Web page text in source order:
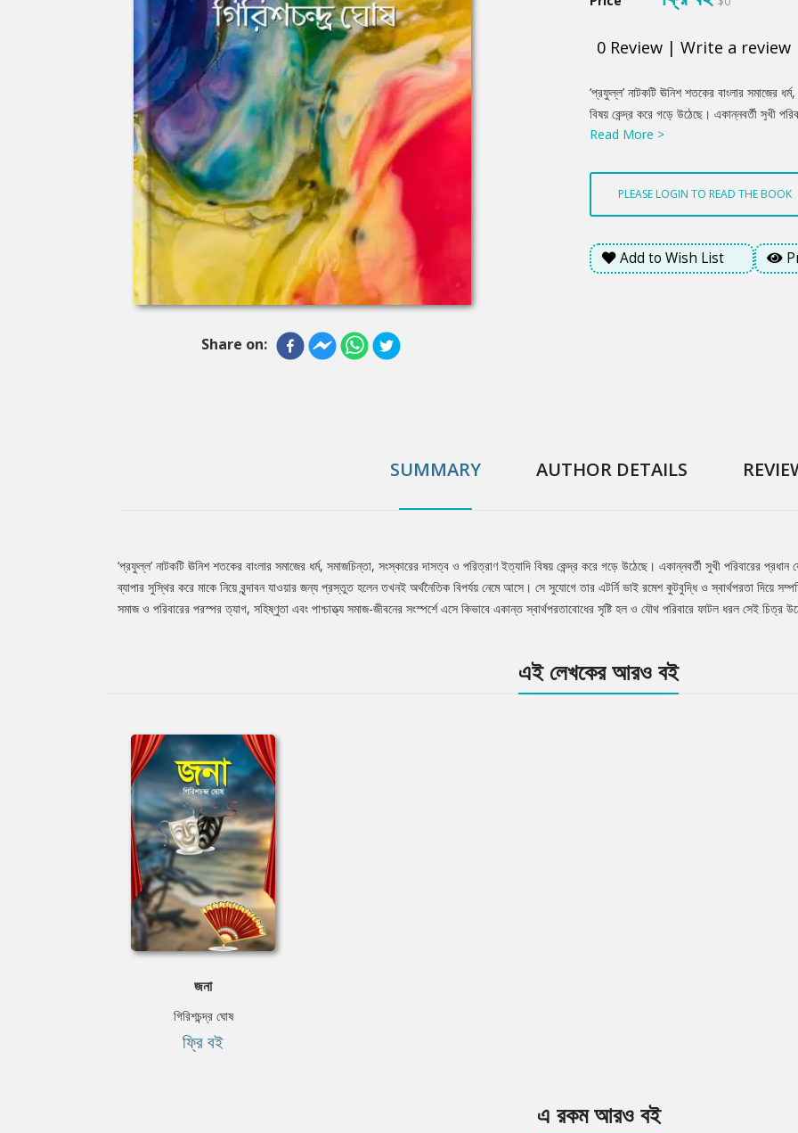
Share on:
0 Review | Write a review
Product
Summery
‘প্রফুল্ল’ নাটকটি ঊনিশ শতকের বাংলার সমাজের
বিষয় কেন্দ্র করে গড়ে উঠেছে। একান্নবর্তী সুখী
সায়াহ্নে যখন তিনি বৈষয়িক ব্যাপার সুস্থির করে
হস্তগত করতে চায়। বিভিন্ন ঘটনা প্রবাহের মধ্য
সহিষ্ণুতা এবং পাশ্চাত্ত্য সমাজ-জীবনের সংস্পর্শে
পরিবারে ফাটল ধরল সেই চিত্র উঠে এসেছে।
Read More >
PLEASE LOGIN TO READ THE BOOK
Add to Wish List
SUMMARY AUTHOR DETAILS
Tab
‘প্রফুল্ল’ নাটকটি ঊনিশ শতকের বাংলার সমাজের ধর্ম, সমাজচিন্তা, সংস্কারের দাসত্ব ও পরিত্রাণ ইত্যাদি বিষয় কেন্দ্র করে গড়ে উঠেছে। একান্নবর্তী সুখী পরিবারের
ব্যাপার সুস্থির করে মাকে নিয়ে বৃন্দাবন যাওয়ার জন্য প্রস্তুত হলেন তখনই অর্থনৈতিক বিপর্যয় নেমে আসে। সে সুযোগে তার এটর্নি ভাই রমেশ কুটবুদ্ধি ও স্বার্থপরতা দিয়ে
সমাজ ও পরিবারের পরস্পর ত্যাগ, সহিষ্ণুতা এবং পাশ্চাত্ত্য সমাজ-জীবনের সংস্পর্শে এসে কিভাবে একান্ত স্বার্থপরতাবোধের সৃষ্টি হল ও যৌথ পরিবারে ফাটল ধরল সেই চিত্র
এই লেখকের আরও বই
জনা
গিরিশচন্দ্র ঘোষ
ফ্রি বই
এ রকম আরও বই